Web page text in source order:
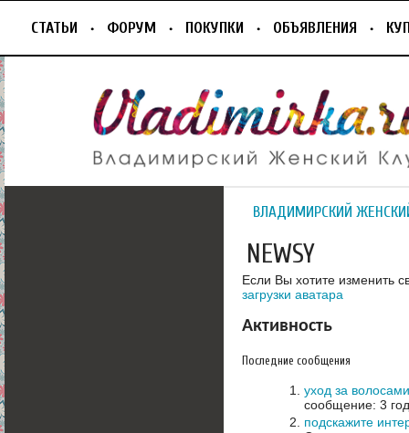
СТАТЬИ ФОРУМ ПОКУПКИ ОБЪЯВЛЕНИЯ
ВЛАДИМИРСКИЙ
NEWSY
Если Вы хотите изменить
загрузки аватара
Активность
Последние сообщения
уход за волосами
сообщение: 3
подскажите